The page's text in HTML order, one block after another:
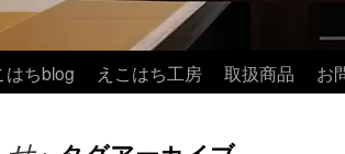
はちblog えこはち工房 取扱商品 お